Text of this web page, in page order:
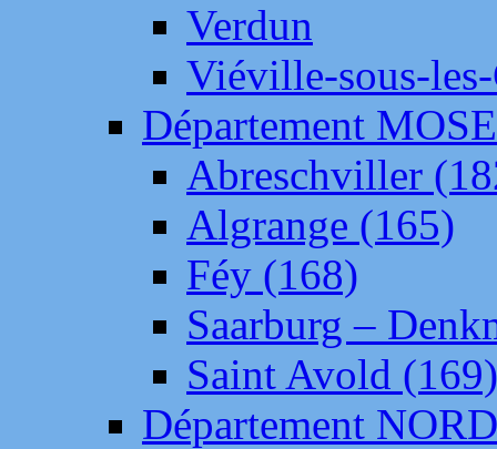
Verdun
Viéville-sous-
Département
Abreschviller
Algrange (165)
Féy (168)
Saarburg –
Saint Avold (169)
Département NORD